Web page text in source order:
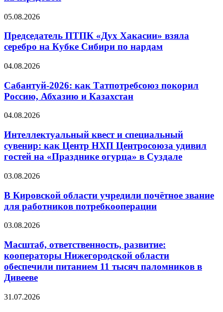
05.08.2026
Председатель ПТПК «Дух Хакасии» взяла
серебро на Кубке Сибири по нардам
04.08.2026
Сабантуй-2026: как Татпотребсоюз покорил
Россию, Абхазию и Казахстан
04.08.2026
Интеллектуальный квест и специальный
сувенир: как Центр НХП Центросоюза удивил
гостей на «Празднике огурца» в Суздале
03.08.2026
В Кировской области учредили почётное звание
для работников потребкооперации
03.08.2026
Масштаб, ответственность, развитие:
кооператоры Нижегородской области
обеспечили питанием 11 тысяч паломников в
Дивееве
31.07.2026